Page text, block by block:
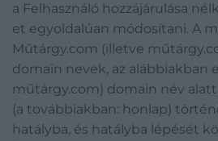
a Felhasználó hozzájárulása
et egyoldalúan módosítani. A
Műtárgy.com (illetve
domain nevek, az alábbiakban
műtárgy.com) domain név
(a továbbiakban: honlap)
hatályba, és hatályba lépését